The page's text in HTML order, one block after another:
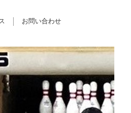
お問い合わせ